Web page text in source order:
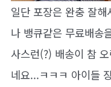
일단 포장은 완충 잘
나 뱅큐같은 무료배송
사스런(?) 배송이 참
네요...ㅋㅋㅋ 아이들